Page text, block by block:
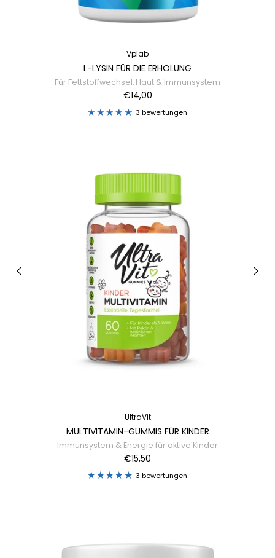
Vplab
L-LYSIN FÜR DIE ERHOLUNG
Für Fettstoffwechsel, Haut & Immunsystem
€14,00
3 bewertungen
UltraVit
MULTIVITAMIN-GUMMIS FÜR KINDER
Immunsystem & Energie für aktive Kinder
€15,50
3 bewertungen